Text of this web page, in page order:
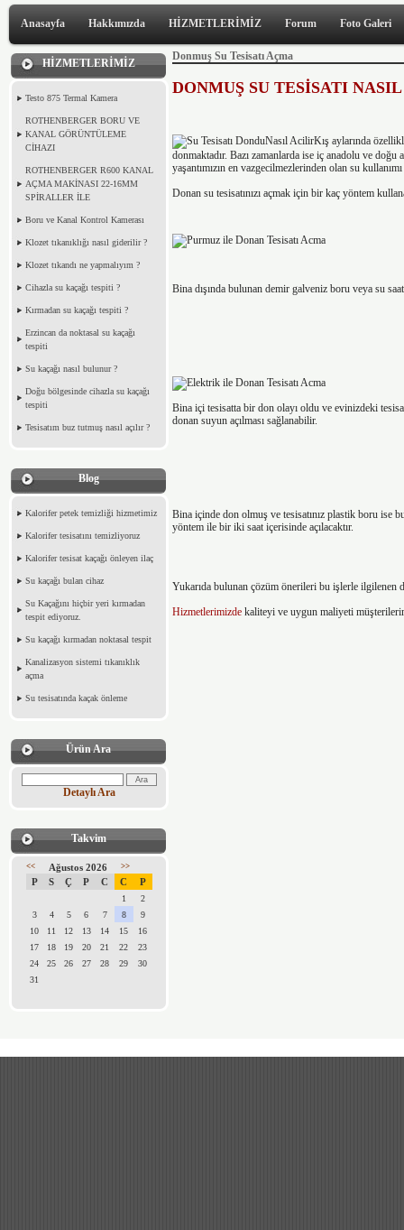
Anasayfa Hakkımızda HİZMETLERİMİZ Forum Foto Galeri
HİZMETLERİMİZ
Testo 875 Termal Kamera
ROTHENBERGER BORU VE
KANAL GÖRÜNTÜLEME
CİHAZI
ROTHENBERGER R600 KANAL
AÇMA MAKİNASI 22-16MM
SPİRALLER İLE
Boru ve Kanal Kontrol Kamerası
Klozet tıkanıklığı nasıl giderilir ?
Klozet tıkandı ne yapmalıyım ?
Cihazla su kaçağı tespiti ?
Kırmadan su kaçağı tespiti ?
Erzincan da noktasal su kaçağı
tespiti
Su kaçağı nasıl bulunur ?
Doğu bölgesinde cihazla su kaçağı
tespiti
Tesisatım buz tutmuş nasıl açılır ?
Blog
Kalorifer petek temizliği hizmetimiz
Kalorifer tesisatını temizliyoruz
Kalorifer tesisat kaçağı önleyen ilaç
Su kaçağı bulan cihaz
Su Kaçağını hiçbir yeri kırmadan
tespit ediyoruz.
Su kaçağı kırmadan noktasal tespit
Kanalizasyon sistemi tıkanıklık
açma
Su tesisatında kaçak önleme
Ürün Ara
Detaylı Ara
Takvim
<< Ağustos 2026 >>
P S Ç P C C P
1
2
3
4 5 6 7 8
9
10
11 12 13 14 15
16
17
18 19 20 21 22
23
24
25 26 27 28 29
30
31
Donmuş Su Tesisatı Açma
DONMUŞ SU TESİSATI
Kış aylarında
donmaktadır. Bazı zamanlarda ise iç anadolu ve
yaşantımızın en vazgecilmezlerinden olan su
Donan su tesisatınızı açmak için bir kaç yöntem
Bina dışında bulunan demir galveniz boru veya su
Bina içi tesisatta bir don olayı oldu ve evinizdeki
donan suyun açılması sağlanabilir.
Bina içinde don olmuş ve tesisatınız plastik boru ise
yöntem ile bir iki saat içerisinde açılacaktır.
Yukarıda bulunan çözüm önerileri bu işlerle ilgilenen
Hizmetlerimizde kaliteyi ve uygun maliyeti